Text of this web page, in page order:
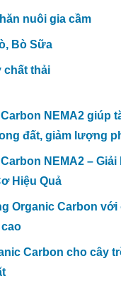
nuôi gia cầm
Bò Sữa
chất thải
NEMA2 giúp
đất, giảm lượng
NEMA2 – Giải
Hiệu Quả
Organic Carbon với
cao
Carbon cho cây